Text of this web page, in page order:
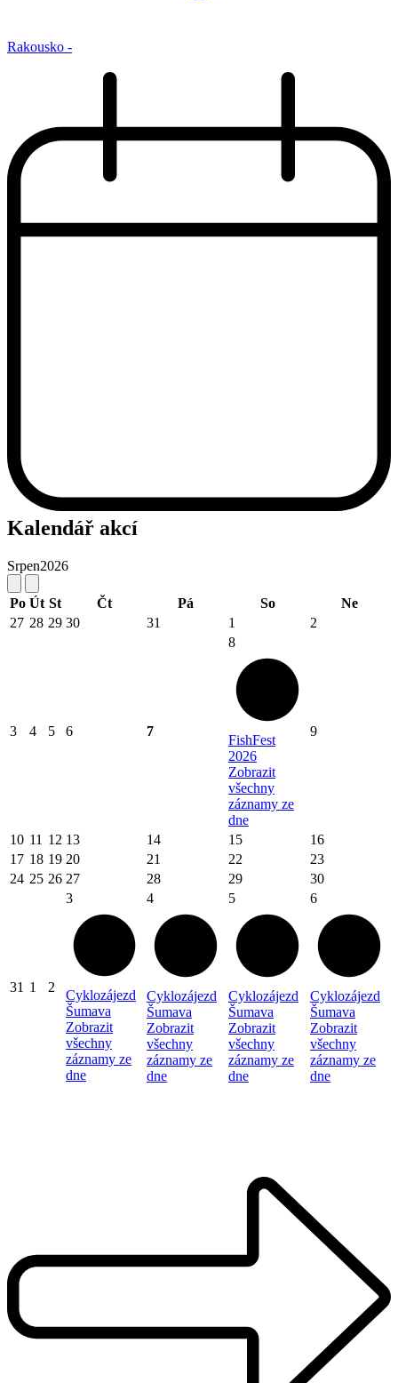
Rakousko -
Kalendář akcí
Srpen2026
Po Út St Čt Pá So
Ne
27 28 29 30 31 1 2
3 4 5 6 7
8
FishFest
2026
Zobrazit
všechny
záznamy ze
dne
9
10 11 12 13 14 15
16
17 18 19 20 21 22
23
24 25 26 27 28 29 30
31 1 2
3
Cyklozájezd
Šumava
Zobrazit
všechny
záznamy ze
dne
4
Cyklozájezd
Šumava
Zobrazit
všechny
záznamy ze
dne
5
Cyklozájezd
Šumava
Zobrazit
všechny
záznamy ze
dne
6
Cyklozájezd
Šumava
Zobrazit
všechny
záznamy ze
dne